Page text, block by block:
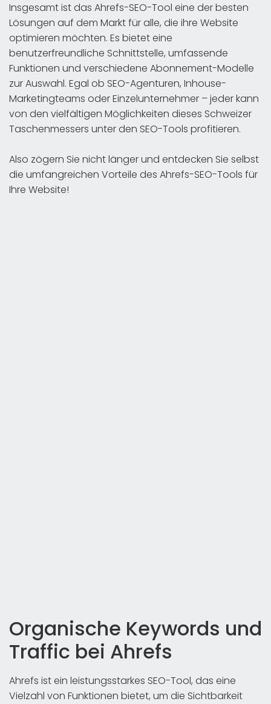
Insgesamt ist das Ahrefs-SEO-Tool eine der besten
Lösungen auf dem Markt für alle, die ihre Website
optimieren möchten. Es bietet eine
benutzerfreundliche Schnittstelle, umfassende
Funktionen und verschiedene Abonnement-Modelle
zur Auswahl. Egal ob SEO-Agenturen, Inhouse-
Marketingteams oder Einzelunternehmer – jeder kann
von den vielfältigen Möglichkeiten dieses Schweizer
Taschenmessers unter den SEO-Tools profitieren.
Also zögern Sie nicht länger und entdecken Sie selbst
die umfangreichen Vorteile des Ahrefs-SEO-Tools für
Ihre Website!
Organische Keywords und
Traffic bei Ahrefs
Ahrefs ist ein leistungsstarkes SEO-Tool, das eine
Vielzahl von Funktionen bietet, um die Sichtbarkeit